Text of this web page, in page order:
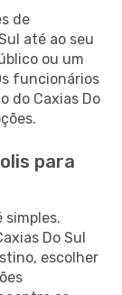
de
até ao seu
ou um
funcionários
do Caxias Do
para
simples.
Do Sul
escolher